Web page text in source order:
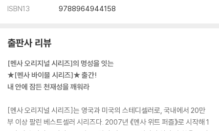
ISBN13
9788964944158
출판사 리뷰
[멘사 오리지널 시리즈]의 명성을 잇는
★[멘사 바이블 시리즈]★ 출간!
내 안에 잠든 천재성을 깨워라
[멘사 오리지널 시리즈]는 영국과 미국의 스테디셀러로, 국내에서 20만
부 이상 팔린 베스트셀러 시리즈다. 2007년 《멘사 위트 퍼즐》로 시작해 1